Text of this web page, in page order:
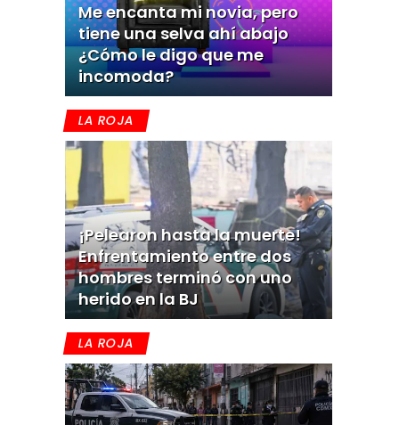
Me encanta mi novia, pero
tiene una selva ahí abajo
¿Cómo le digo que me
incomoda?
LA ROJA
¡Pelearon hasta la muerte!
Enfrentamiento entre dos
hombres terminó con uno
herido en la BJ
LA ROJA